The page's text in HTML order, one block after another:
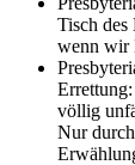
Tisch des
wenn wir
völlig
Nur